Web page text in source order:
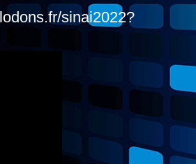
sinai2022?